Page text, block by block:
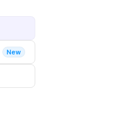
New